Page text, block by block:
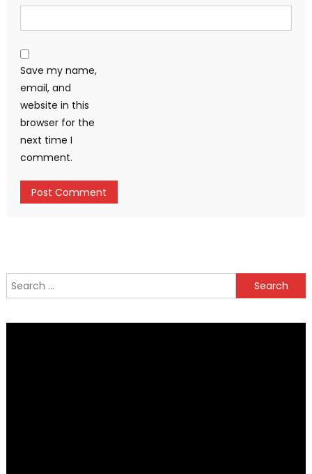
Save my name,
email, and
website in this
browser for the
next time I
comment.
Search
for: